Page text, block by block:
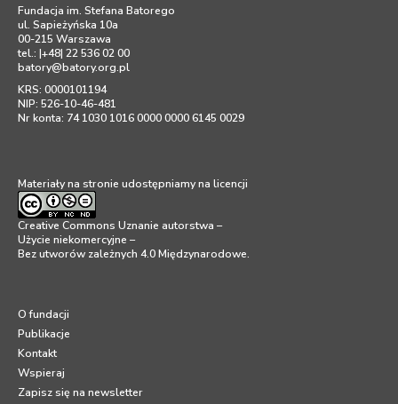
Fundacja im. Stefana Batorego
ul. Sapieżyńska 10a
00-215 Warszawa
tel.: |+48| 22 536 02 00
batory@batory.org.pl
KRS: 0000101194
NIP: 526-10-46-481
Nr konta: 74 1030 1016 0000 0000 6145 0029
Materiały na stronie udostępniamy na licencji
Creative Commons Uznanie autorstwa –
Użycie niekomercyjne –
Bez utworów zależnych 4.0 Międzynarodowe.
O fundacji
Publikacje
Kontakt
Wspieraj
Zapisz się na newsletter